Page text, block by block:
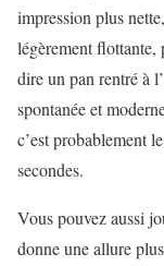
impression plus
légèrement flottante,
dire un pan rentré à
spontanée et
c’est probablement
secondes.
Vous pouvez aussi
donne une allure